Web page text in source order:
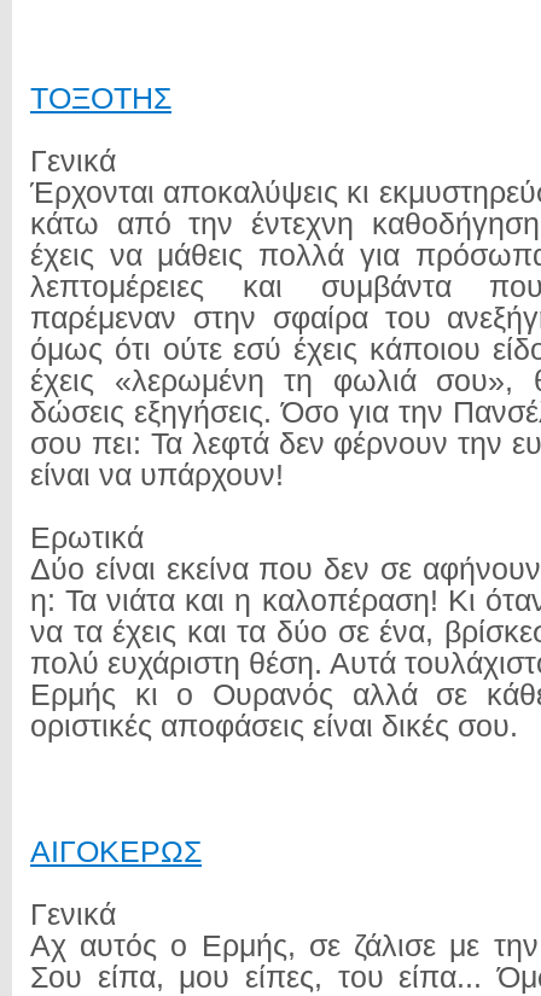
ΤΟΞΟΤΗΣ
Γενικά
Έρχονται αποκαλύψεις κι
κάτω από την έντεχνη
έχεις να μάθεις πολλά για
λεπτομέρειες και συμβάντα
παρέμεναν στην σφαίρα του
όμως ότι ούτε εσύ έχεις κάποιου
έχεις «λερωμένη τη φωλιά σου»,
δώσεις εξηγήσεις. Όσο για την
σου πει: Τα λεφτά δεν φέρνουν την
είναι να υπάρχουν!
Ερωτικά
Δύο είναι εκείνα που δεν σε
η: Τα νιάτα και η καλοπέραση! Κι
να τα έχεις και τα δύο σε ένα,
πολύ ευχάριστη θέση. Αυτά
Ερμής κι ο Ουρανός αλλά σε
οριστικές αποφάσεις είναι δικές σου.
ΑΙΓΟΚΕΡΩΣ
Γενικά
Αχ αυτός ο Ερμής, σε ζάλισε με
Σου είπα, μου είπες, του είπα...